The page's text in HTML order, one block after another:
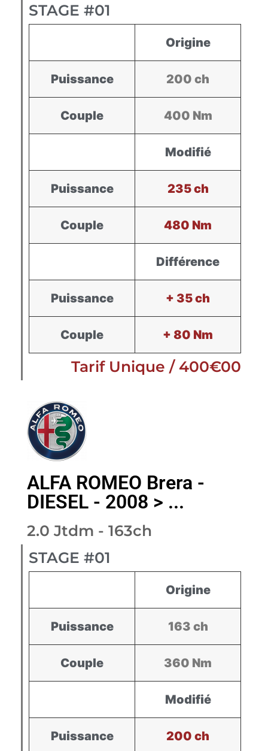
STAGE #01
Origine
Puissance 200 ch
Couple 400 Nm
Modifié
Puissance 235 ch
Couple 480 Nm
Différence
Puissance + 35 ch
Couple + 80 Nm
Tarif Unique / 400€00
ALFA ROMEO Brera -
DIESEL - 2008 > ...
2.0 Jtdm - 163ch
STAGE #01
Origine
Puissance 163 ch
Couple 360 Nm
Modifié
Puissance 200 ch